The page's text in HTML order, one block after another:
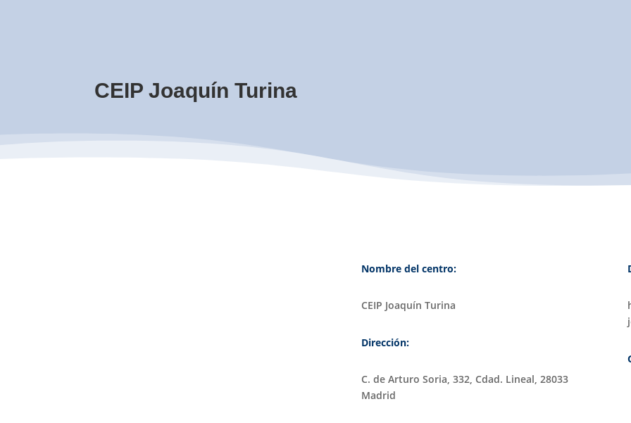
CEIP Joaquín Turina
Nombre del centro:
CEIP Joaquín Turina
Dirección:
C. de Arturo Soria, 332, Cdad. Lineal, 28033
Madrid